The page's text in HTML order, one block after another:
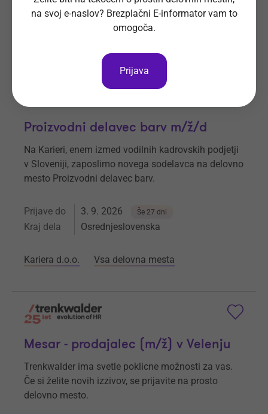
Novo investicije d.o.o. Vsa delovna mesta
Proizvodni delavec barv m/ž/d
Na Karieri, enem izmed vodilnih kadrovskih podjetji
v Sloveniji, zaposlimo novega sodelavca na delovno
mesto Proizvodni delavec barv.
Prijave do 3. 9. 2026 Še 27 dni
Kraj dela Osrednjeslovenska
Kariera d.o.o. Vsa delovna mesta
Mesar - prodajalec (m/ž) v Velenju
Trenkwalder ima svetle poklicne možnosti za vas.
Če si želite novih izzivov, se prijavite na prosto
delovno mesto.
na svoj e-naslov? Brezplačni E-informator vam to
omogoča.
Prijava